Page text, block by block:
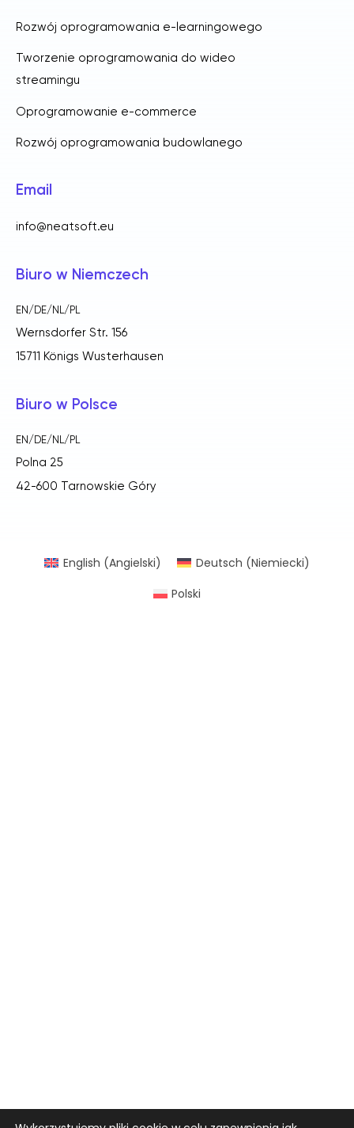
Rozwój oprogramowania e-learningowego
Tworzenie oprogramowania do wideo
streamingu
Oprogramowanie e-commerce
Rozwój oprogramowania budowlanego
Email
info@neatsoft.eu
Biuro w Niemczech
EN/DE/NL/PL
Wernsdorfer Str. 156
15711 Königs Wusterhausen
Biuro w Polsce
EN/DE/NL/PL
Polna 25
42-600 Tarnowskie Góry
English (Angielski) Deutsch (Niemiecki)
Polski